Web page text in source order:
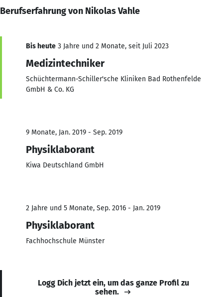
Berufserfahrung von Nikolas Vahle
Bis heute 3 Jahre und 2 Monate, seit Juli 2023
Medizintechniker
Schüchtermann-Schiller'sche Kliniken Bad Rothenfelde
GmbH & Co. KG
9 Monate, Jan. 2019 - Sep. 2019
Physiklaborant
Kiwa Deutschland GmbH
2 Jahre und 5 Monate, Sep. 2016 - Jan. 2019
Physiklaborant
Fachhochschule Münster
Logg Dich jetzt ein, um das ganze Profil zu
sehen.